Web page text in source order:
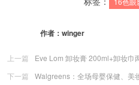
作者： winger
上一篇
Eve Lom 卸妆膏 200ml+卸妆巾
下一篇
Walgreens：全场母婴保健、美